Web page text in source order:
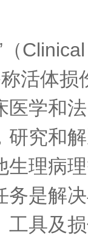
Clinical
活体损
医学和
研究和
生理病
务是解
工具及